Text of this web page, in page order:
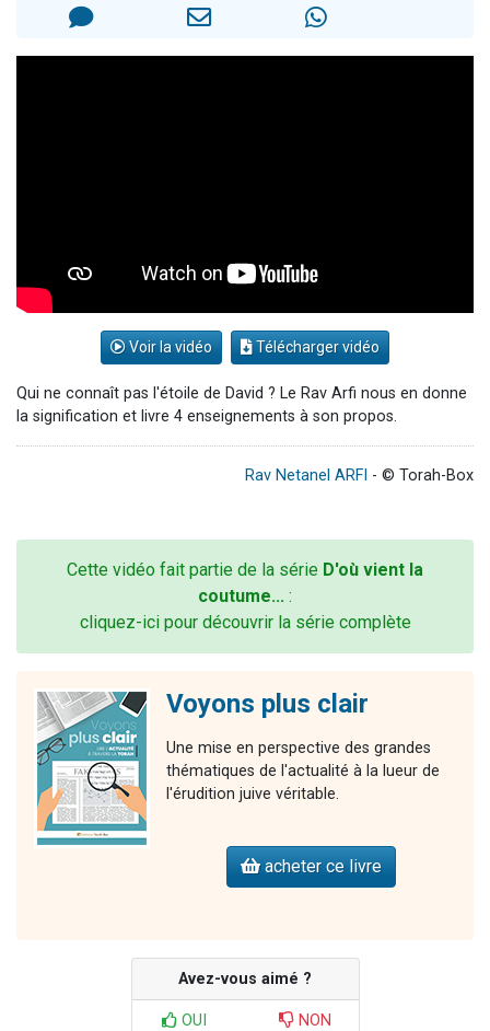
Ariel vient de donner son Maasser
Voir la vidéo Télécharger vidéo
Qui ne connaît pas l'étoile de David ? Le Rav Arfi nous en donne
la signification et livre 4 enseignements à son propos.
Rav Netanel ARFI - © Torah-Box
Cette vidéo fait partie de la série D'où vient la
coutume... :
cliquez-ici pour découvrir la série complète
Voyons plus clair
Une mise en perspective des grandes
thématiques de l'actualité à la lueur de
l'érudition juive véritable.
acheter ce livre
Avez-vous aimé ?
OUI NON